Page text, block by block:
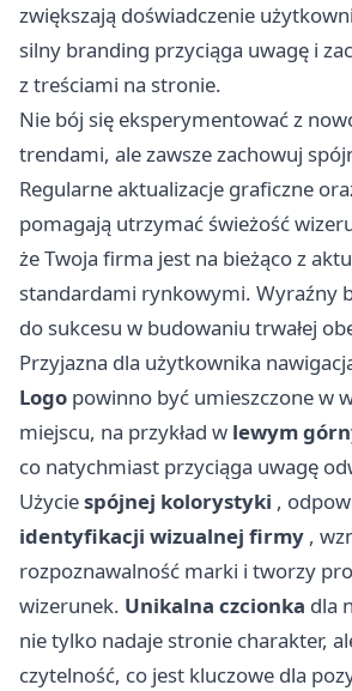
zwiększają doświadczenie
silny branding przyciąga uwagę i
z treściami na stronie.
Nie bój się eksperymentować z
trendami, ale zawsze zachowuj
Regularne aktualizacje graficzne
pomagają utrzymać świeżość
że Twoja firma jest na bieżąco z
standardami rynkowymi. Wyraźny
do sukcesu w budowaniu trwałej
Przyjazna dla użytkownika
Logo powinno być umieszczone w
miejscu, na przykład w lewym
co natychmiast przyciąga uwagę
Użyciespójnej kolorystyki ,
identyfikacji wizualnej firmy ,
rozpoznawalność marki i tworzy
wizerunek. Unikalna czcionka dla
nie tylko nadaje stronie charakter,
czytelność, co jest kluczowe dla